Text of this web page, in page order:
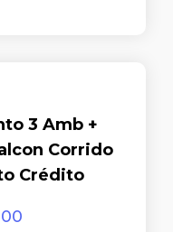
3 Amb +
Corrido
Crédito